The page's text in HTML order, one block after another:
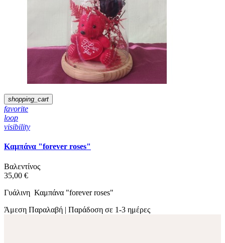
shopping_cart
favorite
loop
visibility
Καμπάνα "forever roses"
Βαλεντίνος
35,00 €
Γυάλινη Καμπάνα "forever roses"
Άμεση Παραλαβή | Παράδοση σε 1-3 ημέρες